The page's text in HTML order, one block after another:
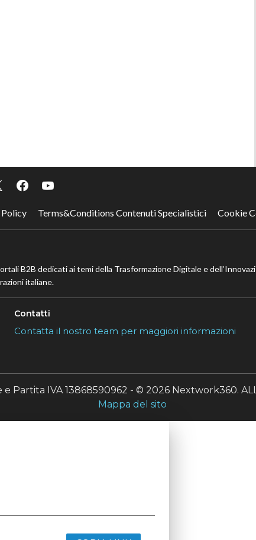
Terms&Conditions Contenuti Specialistici Cookie
B2B dedicati ai temi della Trasformazione Digitale e
italiane.
Contatti
Contatta il nostro team per maggiori informazioni
Partita IVA 13868590962 - © 2026 Nextwork360. ALL
Mappa del sito